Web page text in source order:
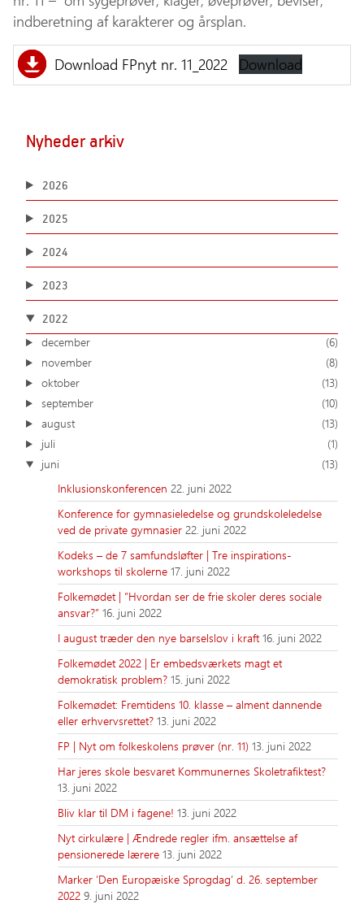
indberetning af karakterer og årsplan.
Download FPnyt nr. 11_2022 Download
Nyheder arkiv
2026
2025
2024
2023
2022
december
(6)
november
(8)
oktober
(13)
september
(10)
august
(13)
juli
(1)
juni
(13)
Inklusionskonferencen 22. juni 2022
Konference for gymnasieledelse og grundskoleledelse
ved de private gymnasier 22. juni 2022
Kodeks – de 7 samfundsløfter | Tre inspirations-
workshops til skolerne 17. juni 2022
Folkemødet | ”Hvordan ser de frie skoler deres sociale
ansvar?” 16. juni 2022
I august træder den nye barselslov i kraft16. juni 2022
Folkemødet 2022 | Er embedsværkets magt et
demokratisk problem? 15. juni 2022
Folkemødet: Fremtidens 10. klasse – alment dannende
eller erhvervsrettet? 13. juni 2022
FP | Nyt om folkeskolens prøver (nr. 11) 13. juni 2022
Har jeres skole besvaret Kommunernes Skoletrafiktest?
13. juni 2022
Bliv klar til DM i fagene! 13. juni 2022
Nyt cirkulære | Ændrede regler ifm. ansættelse af
pensionerede lærere 13. juni 2022
Marker ’Den Europæiske Sprogdag’ d. 26. september
2022 9. juni 2022